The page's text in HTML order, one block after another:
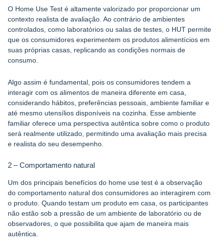
O Home Use Test é altamente valorizado por proporcionar um
contexto realista de avaliação. Ao contrário de ambientes
controlados, como laboratórios ou salas de testes, o HUT permite
que os consumidores experimentem os produtos alimentícios em
suas próprias casas, replicando as condições normais de
consumo.
Algo assim é fundamental, pois os consumidores tendem a
interagir com os alimentos de maneira diferente em casa,
considerando hábitos, preferências pessoais, ambiente familiar e
até mesmo utensílios disponíveis na cozinha. Esse ambiente
familiar oferece uma perspectiva autêntica sobre como o produto
será realmente utilizado, permitindo uma avaliação mais precisa
e realista do seu desempenho.
2 – Comportamento natural
Um dos principais benefícios do home use test é a observação
do comportamento natural dos consumidores ao interagirem com
o produto. Quando testam um produto em casa, os participantes
não estão sob a pressão de um ambiente de laboratório ou de
observadores, o que possibilita que ajam de maneira mais
autêntica.